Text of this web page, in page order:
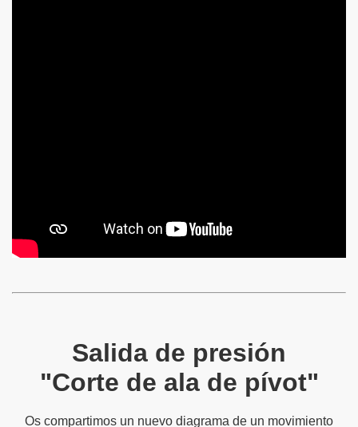
Salida de presión
"Corte de ala de pívot"
Os compartimos un nuevo diagrama de un movimiento